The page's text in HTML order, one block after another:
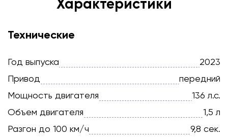
Характеристики
Технические
Год выпуска
2023
Привод
передний
Мощность двигателя
136 л.с.
Объем двигателя
1,5 л
Разгон до 100 км/ч
9,8 сек.